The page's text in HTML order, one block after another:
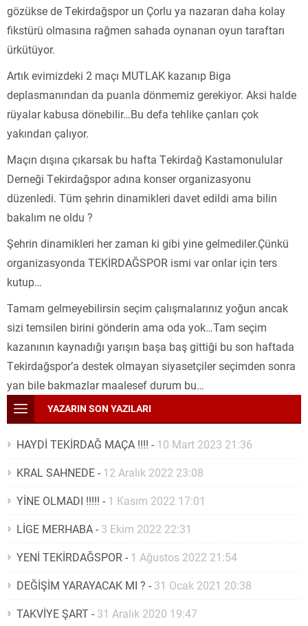
gözükse de Tekirdağspor un Çorlu ya nazaran daha kolay
fikstürü olmasına rağmen sahada oynanan oyun taraftarı
ürkütüyor.
Artık evimizdeki 2 maçı MUTLAK kazanıp Biga
deplasmanından da puanla dönmemiz gerekiyor. Aksi halde
rüyalar kabusa dönebilir…Bu defa tehlike çanları çok
yakından çalıyor.
Maçın dışına çıkarsak bu hafta Tekirdağ Kastamonulular
Derneği Tekirdağspor adına konser organizasyonu
düzenledi. Tüm şehrin dinamikleri davet edildi ama bilin
bakalım ne oldu ?
Şehrin dinamikleri her zaman ki gibi yine gelmediler.Çünkü
organizasyonda TEKİRDAĞSPOR ismi var onlar için ters
kutup…
Tamam gelmeyebilirsin seçim çalışmalarınız yoğun ancak
sizi temsilen birini gönderin ama oda yok…Tam seçim
kazanının kaynadığı yarışın başa baş gittiği bu son haftada
Tekirdağspor’a destek olmayan siyasetçiler seçimden sonra
yan bile bakmazlar maalesef durum bu…
YAZARIN SON YAZILARI
HAYDİ TEKİRDAĞ MAÇA !!!! - 10 Mart 2023 21:36
KRAL SAHNEDE- 12 Aralık 2022 23:08
YİNE OLMADI !!!!! - 1 Kasım 2022 17:01
LİGE MERHABA- 3 Ekim 2022 22:31
YENİ TEKİRDAĞSPOR- 1 Ağustos 2022 21:54
DEĞİŞİM YARAYACAK MI ? - 31 Ocak 2021 20:38
TAKVİYE ŞART- 31 Aralık 2020 19:47